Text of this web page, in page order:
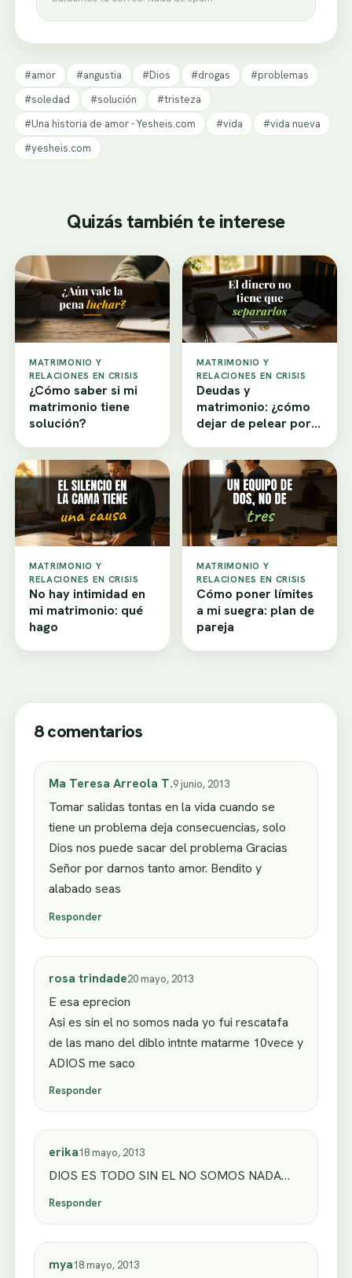
#amor #angustia #Dios #drogas
#problemas
#soledad
#solución
#tristeza
#Una historia de amor - Yesheis.com
#vida
#vida nueva
#yesheis.com
Quizás también te interese
MATRIMONIO Y
RELACIONES EN CRISIS
¿Cómo saber si mi
matrimonio tiene
solución?
MATRIMONIO Y
RELACIONES EN CRISIS
Deudas y
matrimonio: ¿cómo
dejar de pelear por
MATRIMONIO Y
RELACIONES EN CRISIS
No hay intimidad en
mi matrimonio: qué
hago
MATRIMONIO Y
RELACIONES EN CRISIS
Cómo poner límites
a mi suegra: plan de
pareja
8 comentarios
Ma Teresa Arreola T.9 junio, 2013
Tomar salidas tontas en la vida cuando se
tiene un problema deja consecuencias, solo
Dios nos puede sacar del problema Gracias
Señor por darnos tanto amor. Bendito y
alabado seas
Responder
rosa trindade20 mayo, 2013
E esa eprecion
Asi es sin el no somos nada yo fui rescatafa
de las mano del diblo intnte matarme 10vece y
ADIOS me saco
Responder
erika18 mayo, 2013
DIOS ES TODO SIN EL NO SOMOS NADA…
Responder
mya18 mayo, 2013